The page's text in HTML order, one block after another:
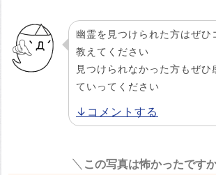
幽霊を見つけられた方はぜひ
教えてください
見つけられなかった方もぜひ
ていってください
↓コメントする
この写真は怖かったです